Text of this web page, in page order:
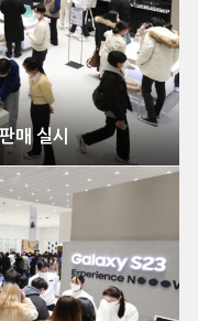
매 실시